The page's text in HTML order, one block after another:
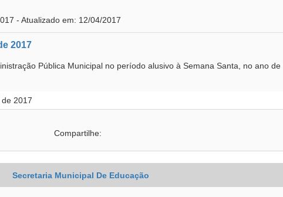
- Atualizado em: 12/04/2017
2017
Pública Municipal no período alusivo à Semana Santa, no ano de
2017
Compartilhe:
Secretaria Municipal De Educação